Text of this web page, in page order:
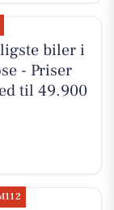
biler i
- Priser
til 49.900